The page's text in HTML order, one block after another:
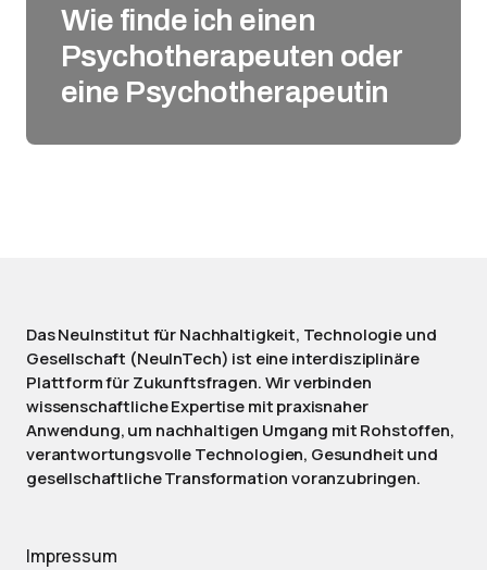
Wie finde ich einen
Psychotherapeuten oder
eine Psychotherapeutin
Das NeuInstitut für Nachhaltigkeit, Technologie und
Gesellschaft (NeuInTech) ist eine interdisziplinäre
Plattform für Zukunftsfragen. Wir verbinden
wissenschaftliche Expertise mit praxisnaher
Anwendung, um nachhaltigen Umgang mit Rohstoffen,
verantwortungsvolle Technologien, Gesundheit und
gesellschaftliche Transformation voranzubringen.
Impressum